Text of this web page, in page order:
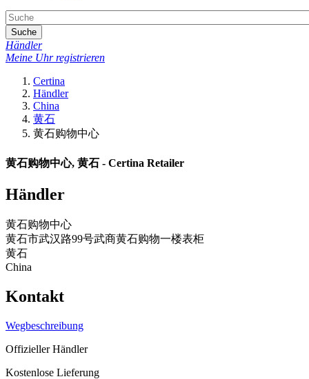
Suche
Händler
Meine Uhr registrieren
Certina
Händler
China
黄石
黄石购物中心
黄石购物中心, 黄石 - Certina Retailer
Händler
黄石购物中心
黄石市武汉路99号武商黄石购物一楼表柜
黄石
China
Kontakt
Wegbeschreibung
Offizieller Händler
Kostenlose Lieferung